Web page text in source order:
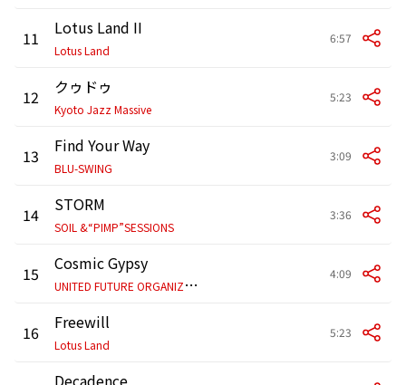
11 Lotus Land II
Lotus Land
6:57
12 クゥドゥ
Kyoto Jazz Massive
5:23
13 Find Your Way
BLU-SWING
3:09
14 STORM
SOIL &“PIMP”SESSIONS
3:36
15
Cosmic Gypsy
U
NITED FUTURE ORGANIZATION
4:09
16 Freewill
Lotus Land
5:23
Decadence